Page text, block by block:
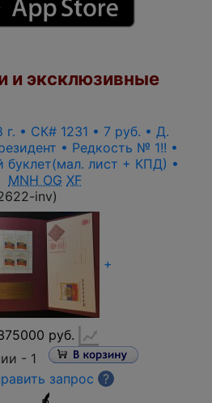
и эксклюзивные
г. • СК# 1231 • 7 руб. • Д.
• Редкость № 1!! •
буклет(мал. лист + КПД) •
MNH OG XF
inv)
+
руб.
- 1
запрос
?